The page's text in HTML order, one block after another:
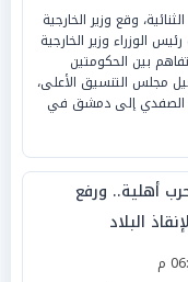
وقع وزير الخارجية
الوزراء وزير الخارجية
بين الحكومتين
مجلس التنسيق الأعلى،
الصفدي إلى دمشق في
أهلية.. ورفع
البلاد